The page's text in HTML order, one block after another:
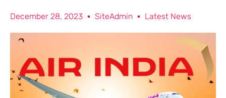
December 28, 2023 SiteAdmin Latest News